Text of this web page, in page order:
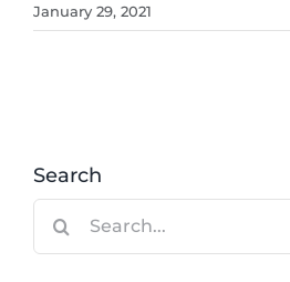
January 29, 2021
Search